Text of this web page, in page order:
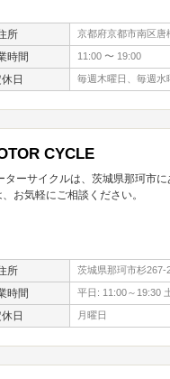
所 京都府京都市南区唐
時間 11:00 〜 19:00
日 毎週木曜日、毎週水
CYCLE
ターサイクルは、茨城県那珂市
お気軽にご相談ください。
所 茨城県那珂市杉267-
時間 平日: 11:00～19:30
休日 月曜日